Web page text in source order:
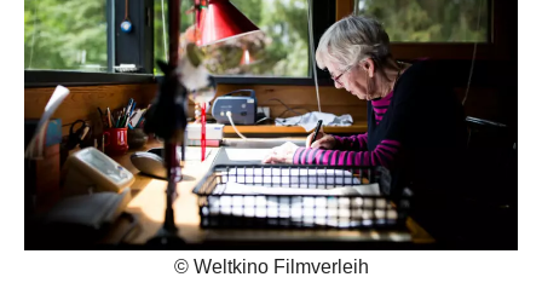
© Weltkino Filmverleih